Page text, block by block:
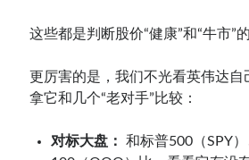
这些都是判断股价“健康”和“牛市”
更厉害的是，我们不光看英伟达自
拿它和几个“老对手”比较：
对标大盘：
和标普500（SPY